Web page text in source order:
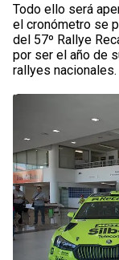
Todo ello será
el cronómetro se
del 57º Rallye
por ser el año de
rallyes nacionales.